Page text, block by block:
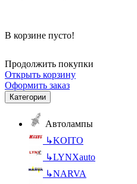
В корзине пусто!
Продолжить покупки
Открыть корзину
Оформить заказ
Категории
Автолампы
↳KOITO
↳LYNXauto
↳NARVA